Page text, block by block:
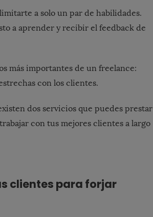
a solo un par de habilidades.
a aprender y recibir el feedback de
más importantes de un freelance:
con los clientes.
dos servicios que puedes prestar
con tus mejores clientes a largo
clientes para forjar